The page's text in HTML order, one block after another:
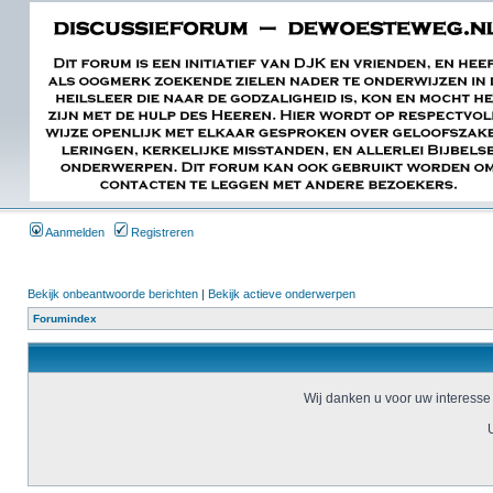
Aanmelden Registreren
Bekijk onbeantwoorde berichten | Bekijk actieve onderwerpen
Forumindex
Wij danken u voor uw